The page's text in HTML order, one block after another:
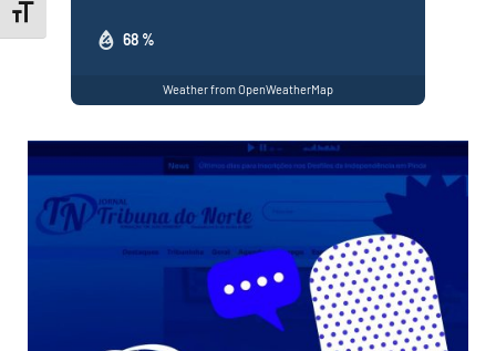
Toggle Font size
68 %
Weather from OpenWeatherMap